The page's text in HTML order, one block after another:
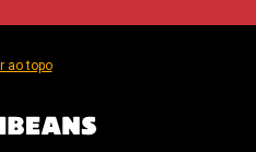
ao topo